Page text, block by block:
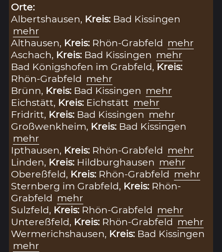
Orte:
Albertshausen, Kreis: Bad Kissingen
mehr
Althausen, Kreis: Rhön-Grabfeld mehr
Aschach, Kreis: Bad Kissingen mehr
Bad Königshofen im Grabfeld, Kreis:
Rhön-Grabfeld mehr
Brünn, Kreis: Bad Kissingen mehr
Eichstätt, Kreis: Eichstätt mehr
Fridritt, Kreis: Bad Kissingen mehr
Großwenkheim, Kreis: Bad Kissingen
mehr
Ipthausen, Kreis: Rhön-Grabfeld mehr
Linden, Kreis: Hildburghausen mehr
Obereßfeld, Kreis: Rhön-Grabfeld mehr
Sternberg im Grabfeld, Kreis: Rhön-
Grabfeld mehr
Sulzfeld, Kreis: Rhön-Grabfeld mehr
Untereßfeld, Kreis: Rhön-Grabfeld mehr
Wermerichshausen, Kreis: Bad Kissingen
mehr